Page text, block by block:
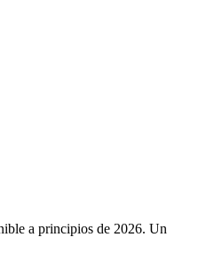
a principios de 2026. Un